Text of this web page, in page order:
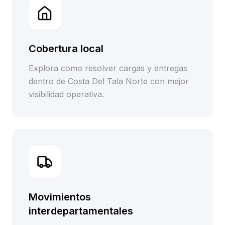
Cobertura local
Explora como resolver cargas y entregas
dentro de Costa Del Tala Norte con mejor
visibilidad operativa.
Movimientos
interdepartamentales